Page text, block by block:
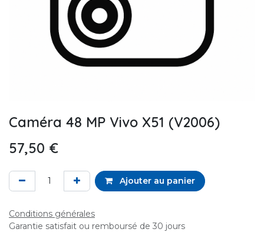
Caméra 48 MP Vivo X51 (V2006)
57,50 €
Ajouter au panier
Conditions générales
Garantie satisfait ou remboursé de 30 jours